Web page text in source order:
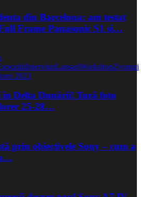
din Barcelona: am testat
Frame Panasonic S1 si…
InterviuriLansariWorkshopZvonuri
în Delta Dunării! Tură foto
25-28…
prin obiectivele Sony – cum a